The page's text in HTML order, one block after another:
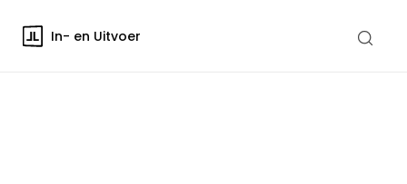
In- en Uitvoer